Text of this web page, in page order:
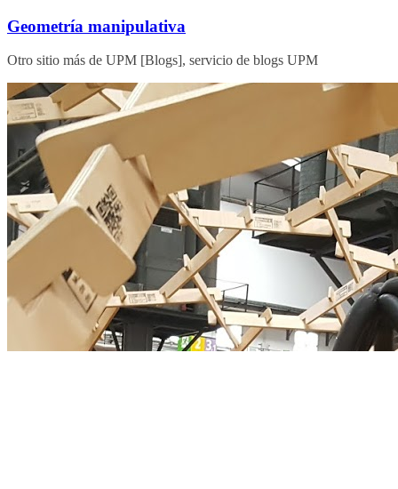
Saltar
contenido
Geometría manipulativa
Otro sitio más de UPM [Blogs], servicio de blogs UPM